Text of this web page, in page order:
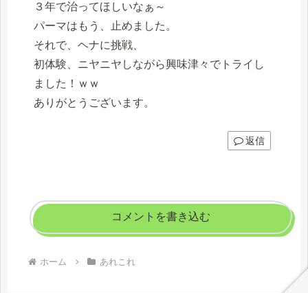
３年で治ってほしいなぁ～
パーマはもう、止めました。
それで、ヘナに挑戦、
初体験、ニヤニヤしながら興味津々でトライし
ました！ｗｗ
ありがとうございます。
返信
コメントを書き込む
ホーム あれこれ